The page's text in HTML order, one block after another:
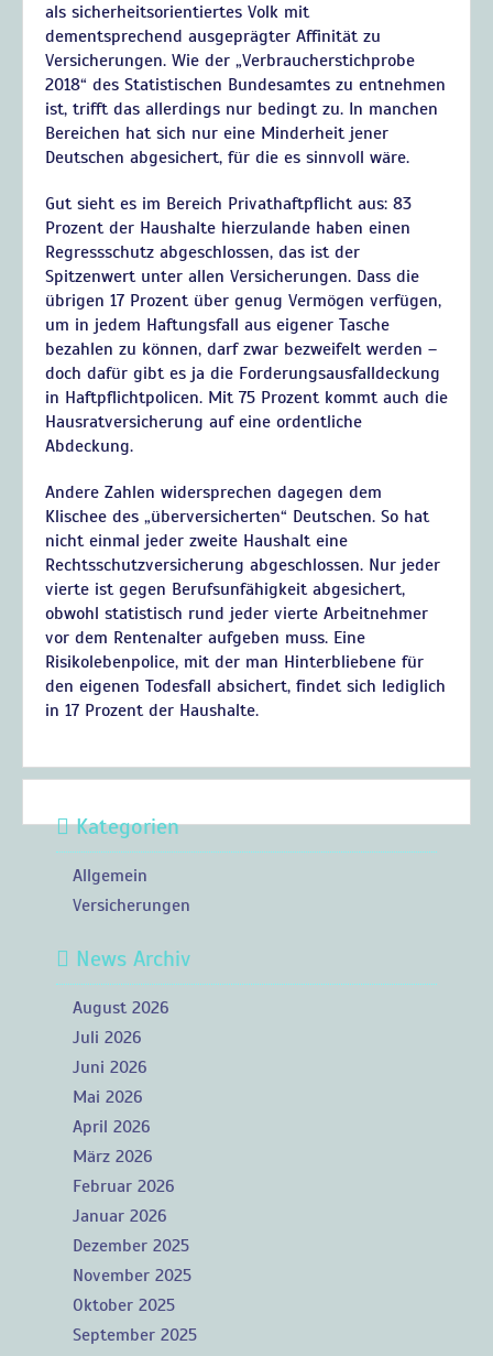
als sicherheitsorientiertes Volk mit
dementsprechend ausgeprägter Affinität zu
Versicherungen. Wie der „Verbraucherstichprobe
2018“ des Statistischen Bundesamtes zu entnehmen
ist, trifft das allerdings nur bedingt zu. In manchen
Bereichen hat sich nur eine Minderheit jener
Deutschen abgesichert, für die es sinnvoll wäre.
Gut sieht es im Bereich Privathaftpflicht aus: 83
Prozent der Haushalte hierzulande haben einen
Regressschutz abgeschlossen, das ist der
Spitzenwert unter allen Versicherungen. Dass die
übrigen 17 Prozent über genug Vermögen verfügen,
um in jedem Haftungsfall aus eigener Tasche
bezahlen zu können, darf zwar bezweifelt werden –
doch dafür gibt es ja die Forderungsausfalldeckung
in Haftpflichtpolicen. Mit 75 Prozent kommt auch die
Hausratversicherung auf eine ordentliche
Abdeckung.
Andere Zahlen widersprechen dagegen dem
Klischee des „überversicherten“ Deutschen. So hat
nicht einmal jeder zweite Haushalt eine
Rechtsschutzversicherung abgeschlossen. Nur jeder
vierte ist gegen Berufsunfähigkeit abgesichert,
obwohl statistisch rund jeder vierte Arbeitnehmer
vor dem Rentenalter aufgeben muss. Eine
Risikolebenpolice, mit der man Hinterbliebene für
den eigenen Todesfall absichert, findet sich lediglich
in 17 Prozent der Haushalte.
Kategorien
Allgemein
Versicherungen
News Archiv
August 2026
Juli 2026
Juni 2026
Mai 2026
April 2026
März 2026
Februar 2026
Januar 2026
Dezember 2025
November 2025
Oktober 2025
September 2025